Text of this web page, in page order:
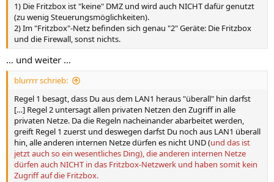
1) Die Fritzbox ist "keine" DMZ und wird auch NICHT dafür genutzt
(zu wenig Steuerungsmöglichkeiten).
2) Im "Fritzbox"-Netz befinden sich genau "2" Geräte: Die Fritzbox
und die Firewall, sonst nichts.
… und weiter …
blurrrr schrieb:
Regel 1 besagt, dass Du aus dem LAN1 heraus "überall" hin darfst
[…] Regel 2 untersagt allen privaten Netzen den Zugriff in alle
privaten Netze. Da die Regeln nacheinander abarbeitet werden,
greift Regel 1 zuerst und deswegen darfst Du noch aus LAN1 überall
hin, alle anderen internen Netze dürfen es nicht UND (und das ist
jetzt auch so ein wesentliches Ding), die anderen internen Netze
dürfen auch NICHT in das Fritzbox-Netzwerk und haben somit kein
Zugriff auf die Fritzbox.